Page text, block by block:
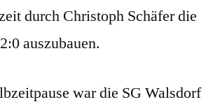
durch Christoph Schäfer die
auszubauen.
war die SG Walsdorf